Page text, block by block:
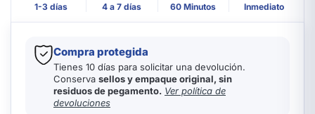
1-3 días
4 a 7 días
60 Minutos
Inmediato
Compra protegida
Tienes 10 días para solicitar una devolución.
Conserva sellos y empaque original, sin
residuos de pegamento. Ver política de
devoluciones